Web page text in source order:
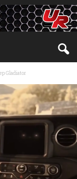
Gladiator